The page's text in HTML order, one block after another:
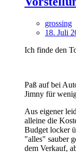
grossing
18. Juli
Ich finde den
Paß auf bei
Jimny für
Aus eigener
alleine die
Budget locker
"alles" sauber
dem Verkauf,